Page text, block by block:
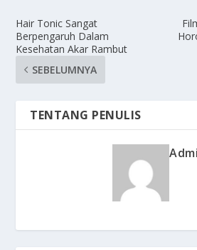
Hair Tonic Sangat
Berpengaruh Dalam
Kesehatan Akar Rambut
SEBELUMNYA
TENTANG PENULIS